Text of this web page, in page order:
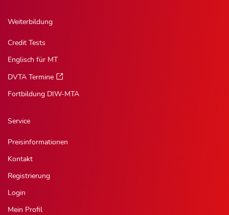
Weiterbildung
Credit Tests
Englisch für MT
DVTA Termine
Fortbildung DIW-MTA
Service
Preisinformationen
Kontakt
Registrierung
Login
Mein Profil